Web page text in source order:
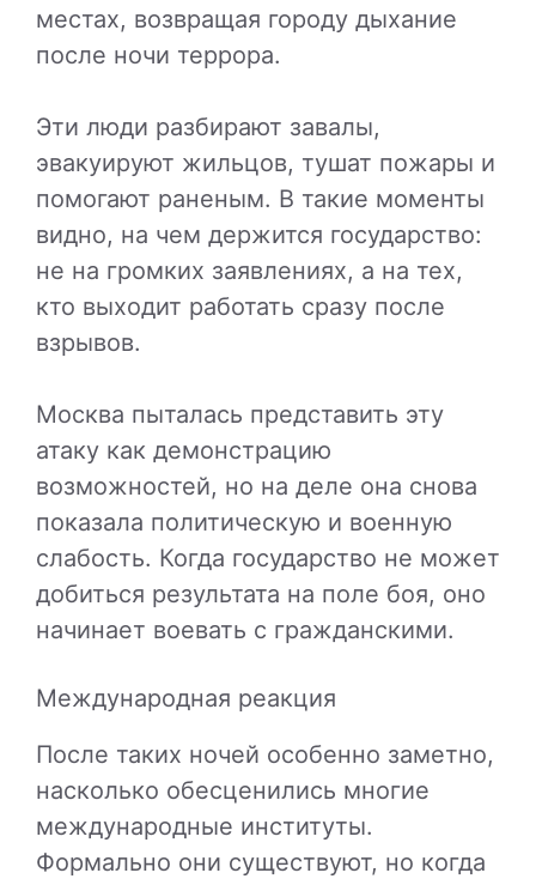
местах, возвращая городу дыхание
после ночи террора.
Эти люди разбирают завалы,
эвакуируют жильцов, тушат пожары и
помогают раненым. В такие моменты
видно, на чем держится государство:
не на громких заявлениях, а на тех,
кто выходит работать сразу после
взрывов.
Москва пыталась представить эту
атаку как демонстрацию
возможностей, но на деле она снова
показала политическую и военную
слабость. Когда государство не может
добиться результата на поле боя, оно
начинает воевать с гражданскими.
Международная реакция
После таких ночей особенно заметно,
насколько обесценились многие
международные институты.
Формально они существуют, но когда